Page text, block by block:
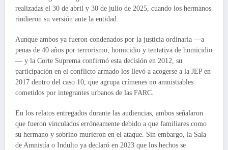
realizadas el 30 de abril y 30 de julio de 2025, cuando los hermanos
rindieron su versión ante la entidad.
Aunque ambos ya fueron condenados por la justicia ordinaria —a
penas de 40 años por terrorismo, homicidio y tentativa de homicidio
— y la Corte Suprema confirmó esta decisión en 2012, su
participación en el conflicto armado los llevó a acogerse a la JEP en
2017 dentro del caso 10, que agrupa crímenes no amnistiables
cometidos por integrantes urbanos de las FARC.
En los relatos entregados durante las audiencias, ambos señalaron
que fueron vinculados erróneamente debido a que familiares como
su hermano y sobrino murieron en el ataque. Sin embargo, la Sala
de Amnistía o Indulto ya declaró en 2023 que los hechos se